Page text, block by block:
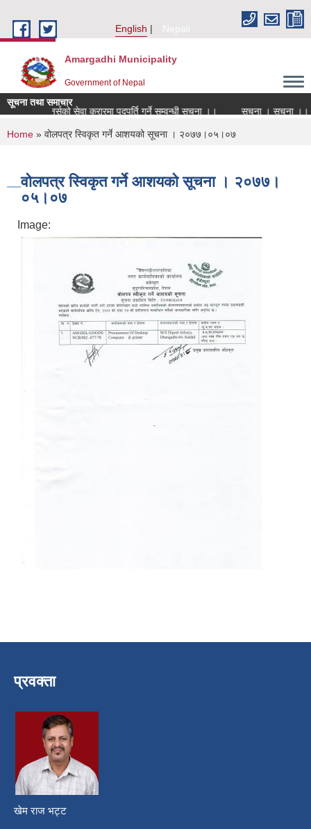
English
Nepali
Amargadhi Municipality
Government of Nepal
सूचना तथा समाचार
विद्यालय नर्सको सेवा करारमा पदपूर्ति गर्ने सम्वन्धी सूचना ।।
सूचना । सूचना ।।
You are here
Home » वोलपत्र स्विकृत गर्ने आशयको सूचना । २०७७।०५।०७
वोलपत्र स्विकृत गर्ने आशयको सूचना । २०७७।
०५।०७
Image:
प्रवक्ता
खेम राज भट्ट